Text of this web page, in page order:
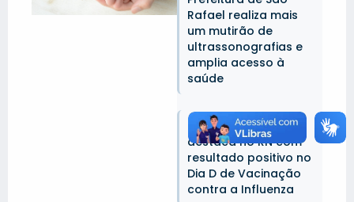
Rafael realiza mais
um mutirão de
ultrassonografias e
amplia acesso à
saúde
São Rafael se
destaca no RN com
resultado positivo no
Dia D de Vacinação
contra a Influenza